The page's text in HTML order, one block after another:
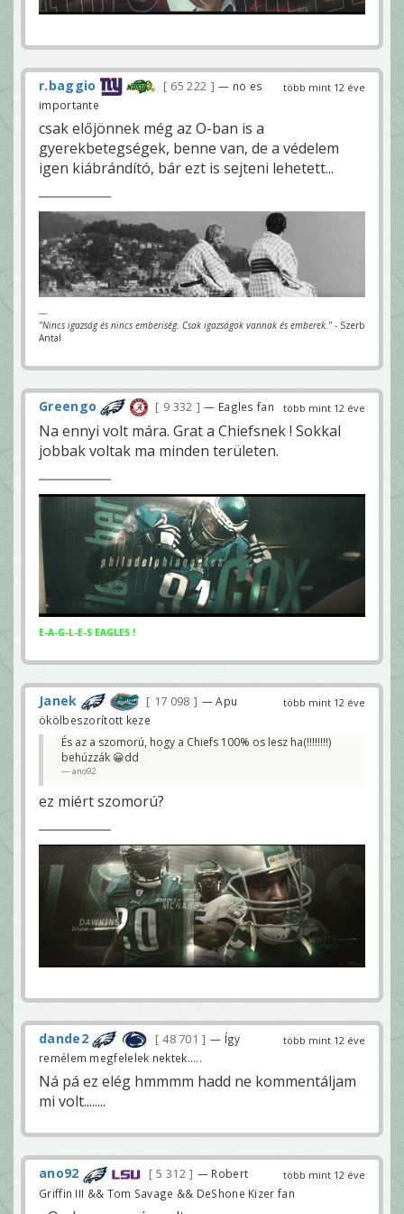
több mint 12 éve
r.baggio 65 222
— no es
importante
csak előjönnek még az O-ban is a
gyerekbetegségek, benne van, de a védelem
igen kiábrándító, bár ezt is sejteni lehetett...
---
"Nincs igazság és nincs emberiség. Csak igazságok vannak és emberek." - Szerb
Antal
több mint 12 éve
Greengo 9 332 — Eagles fan
Na ennyi volt mára. Grat a Chiefsnek ! Sokkal
jobbak voltak ma minden területen.
E-A-G-L-E-S EAGLES !
több mint 12 éve
Janek 17 098
— Apu
ökölbeszorított keze
És az a szomorú, hogy a Chiefs 100% os lesz ha(!!!!!!!!)
behúzzák 😀dd
ano92
ez miért szomorú?
több mint 12 éve
dande2 48 701
— Így
remélem megfelelek nektek.....
Ná pá ez elég hmmmm hadd ne kommentáljam
mi volt........
több mint 12 éve
ano92 5 312
— Robert
Griffin III && Tom Savage && DeShone Kizer fan